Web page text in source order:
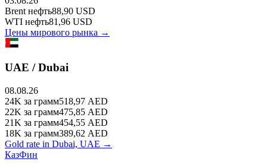
Brent нефть88,90 USD
WTI нефть81,96 USD
Цены мирового рынка →
UAE / Dubai
08.08.26
24K за грамм518,97 AED
22K за грамм475,85 AED
21K за грамм454,55 AED
18K за грамм389,62 AED
Gold rate in Dubai, UAE →
КазФин